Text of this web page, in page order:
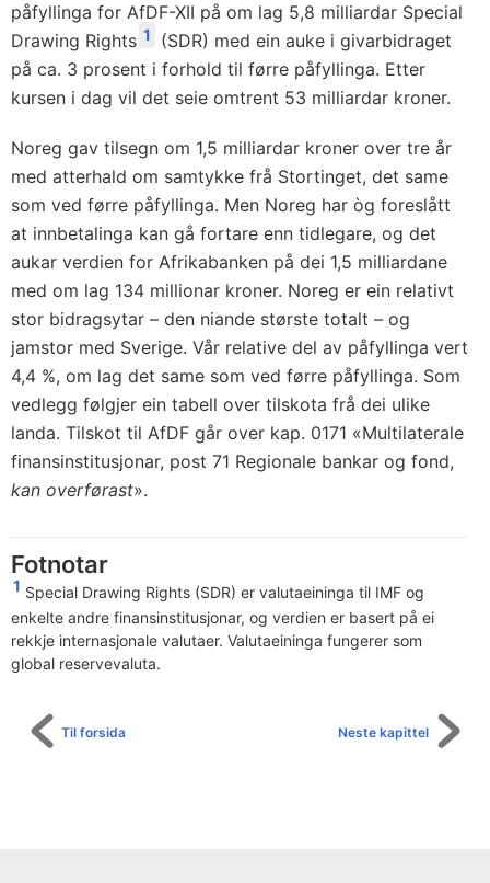
påfyllinga for AfDF-XII på om lag 5,8 milliardar Special
Drawing Rights 1
(SDR) med ein auke i givarbidraget
på ca. 3 prosent i forhold til førre påfyllinga. Etter
kursen i dag vil det seie omtrent 53 milliardar kroner.
Noreg gav tilsegn om 1,5 milliardar kroner over tre år
med atterhald om samtykke frå Stortinget, det same
som ved førre påfyllinga. Men Noreg har òg foreslått
at innbetalinga kan gå fortare enn tidlegare, og det
aukar verdien for Afrikabanken på dei 1,5 milliardane
med om lag 134 millionar kroner. Noreg er ein relativt
stor bidragsytar – den niande største totalt – og
jamstor med Sverige. Vår relative del av påfyllinga vert
4,4 %, om lag det same som ved førre påfyllinga. Som
vedlegg følgjer ein tabell over tilskota frå dei ulike
landa. Tilskot til AfDF går over kap. 0171 «Multilaterale
finansinstitusjonar, post 71 Regionale bankar og fond,
kan overførast».
Fotnotar
1 Special Drawing Rights (SDR) er valutaeininga til IMF og
enkelte andre finansinstitusjonar, og verdien er basert på ei
rekkje internasjonale valutaer. Valutaeininga fungerer som
global reservevaluta.
Neste kapittel
Til forsida